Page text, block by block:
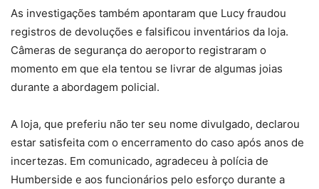
As investigações também apontaram que Lucy fraudou
registros de devoluções e falsificou inventários da loja.
Câmeras de segurança do aeroporto registraram o
momento em que ela tentou se livrar de algumas joias
durante a abordagem policial.
A loja, que preferiu não ter seu nome divulgado, declarou
estar satisfeita com o encerramento do caso após anos de
incertezas. Em comunicado, agradeceu à polícia de
Humberside e aos funcionários pelo esforço durante a